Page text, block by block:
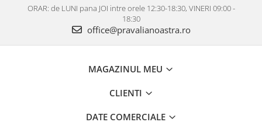
ORAR: de LUNI pana JOI intre orele 12:30-18:30, VINERI 09:00 -
18:30
office@pravalianoastra.ro
MAGAZINUL MEU
CLIENTI
DATE COMERCIALE